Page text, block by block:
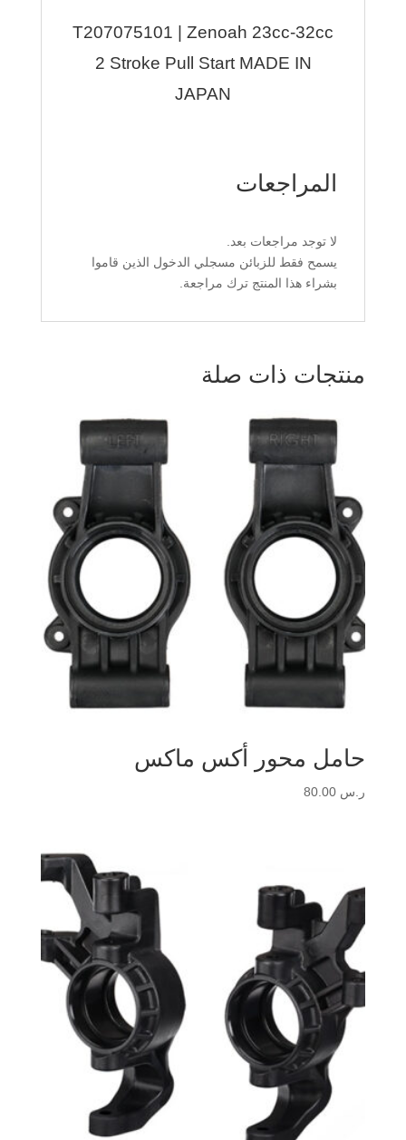
T207075101 | Zenoah 23cc-32cc
2 Stroke Pull Start MADE IN
JAPAN
المراجعات
لا توجد مراجعات بعد.
يسمح فقط للزبائن مسجلي الدخول الذين قاموا
بشراء هذا المنتج ترك مراجعة.
منتجات ذات صلة
حامل محور أكس ماكس
ر.س